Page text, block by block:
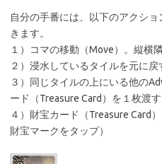
自分の手番には、以下のアクシ
きます。
１）コマの移動（Move）。縦横
２）浸水しているタイルを元に戻
３）同じタイルの上にいる他の
ード（Treasure Card）を１枚渡す
４）財宝カード（Treasure Card
財宝マークをタップ）